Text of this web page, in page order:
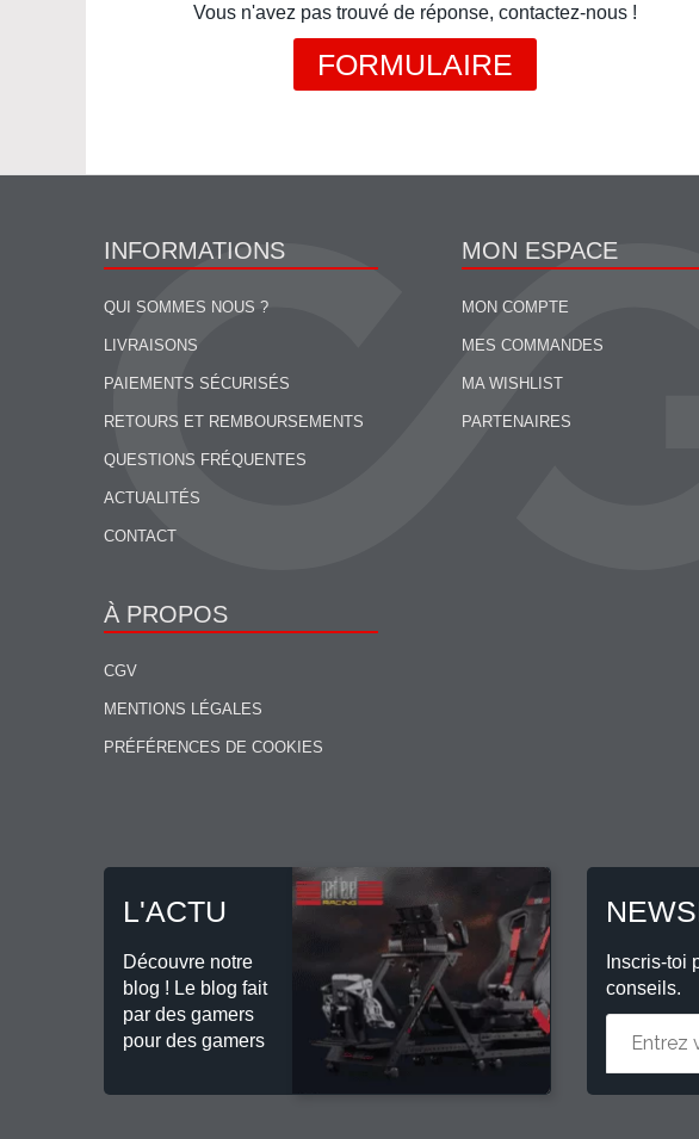
Vous n'avez pas trouvé de réponse, contactez-nous !
FORMULAIRE
INFORMATIONS
QUI SOMMES NOUS ?
LIVRAISONS
PAIEMENTS SÉCURISÉS
RETOURS ET REMBOURSEMENTS
QUESTIONS FRÉQUENTES
ACTUALITÉS
CONTACT
À PROPOS
CGV
MENTIONS LÉGALES
PRÉFÉRENCES DE COOKIES
MON ESPACE
MON COMPTE
MES COMMANDES
MA WISHLIST
PARTENAIRES
L'ACTU
Découvre notre
blog ! Le blog fait
par des gamers
pour des gamers
Inscris-toi
conseils.